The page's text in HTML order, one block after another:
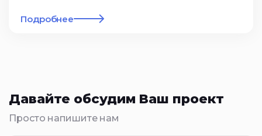
Подробнее
Давайте обсудим Ваш проект
Просто напишите нам